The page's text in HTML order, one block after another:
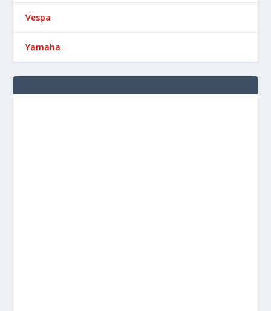
Vespa
Yamaha